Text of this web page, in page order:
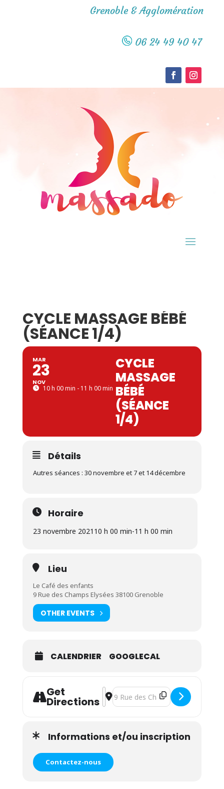
Grenoble & Agglomération
06 24 49 40 47
CYCLE MASSAGE BÉBÉ
(SÉANCE 1/4)
MAR
23
NOV
10 h 00 min - 11 h 00 min
CYCLE
MASSAGE
BÉBÉ
(SÉANCE
1/4)
Détails
Autres séances : 30 novembre et 7 et 14 décembre
Horaire
23 novembre 2021 10 h 00 min-11 h 00 min
Lieu
Le Café des enfants
9 Rue des Champs Elysées 38100 Grenoble
OTHER EVENTS
CALENDRIER GOOGLECAL
Get
Directions
Address - Cycle Massage bébé
Destination Address - Cycle
Informations et/ou inscription
Contactez-nous